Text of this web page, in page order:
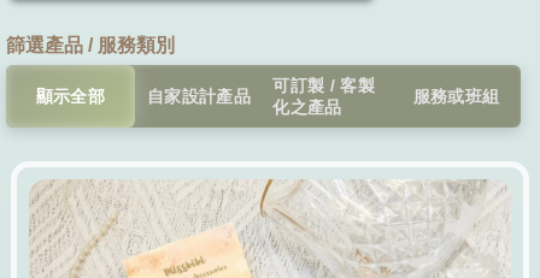
篩選產品 / 服務類別
顯示全部 自家設計產品
可訂製 / 客製
化之產品
服務或班組